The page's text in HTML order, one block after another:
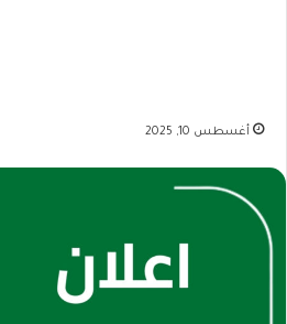
أغسطس 10, 2025